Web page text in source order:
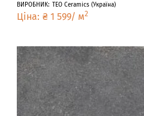
ВИРОБНИК: TEO Ceramics (Україна)
Ціна: ₴ 1 599/ м2